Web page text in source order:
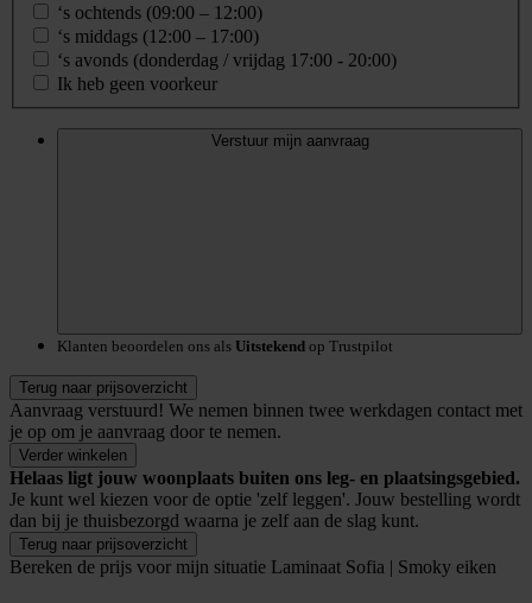
‘s ochtends (09:00 – 12:00)
‘s middags (12:00 – 17:00)
‘s avonds (donderdag / vrijdag 17:00 - 20:00)
Ik heb geen voorkeur
Verstuur mijn aanvraag
Klanten beoordelen ons als Uitstekend op Trustpilot
Terug naar prijsoverzicht
Aanvraag verstuurd! We nemen binnen twee werkdagen contact met
je op om je aanvraag door te nemen.
Verder winkelen
Helaas ligt jouw woonplaats buiten ons leg- en plaatsingsgebied.
Je kunt wel kiezen voor de optie 'zelf leggen'. Jouw bestelling wordt
dan bij je thuisbezorgd waarna je zelf aan de slag kunt.
Terug naar prijsoverzicht
Bereken de prijs voor mijn situatie Laminaat Sofia | Smoky eiken